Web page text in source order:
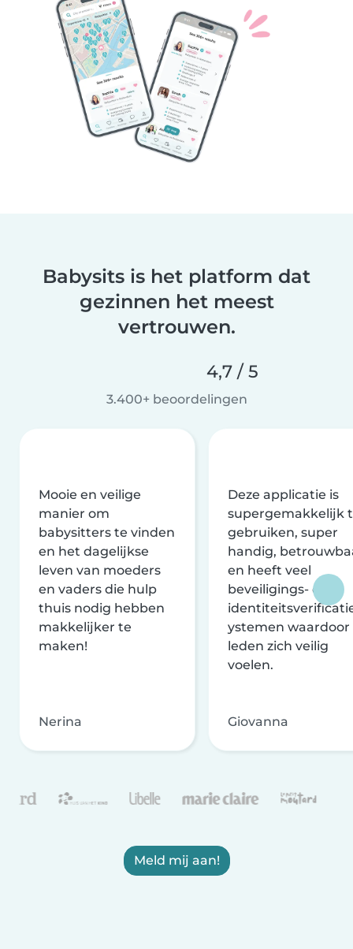
Babysits is het platform dat
gezinnen het meest
vertrouwen.
4,7 / 5
3.400+ beoordelingen
Mooie en veilige
manier om
babysitters te vinden
en het dagelijkse
leven van moeders
en vaders die hulp
thuis nodig hebben
makkelijker te
maken!
Nerina
Deze applicatie is
supergemakkelijk
gebruiken, super
handig,
en heeft veel
beveiligings- en
ystemen waardoor
leden zich veilig
voelen.
Giovanna
Meld mij aan!